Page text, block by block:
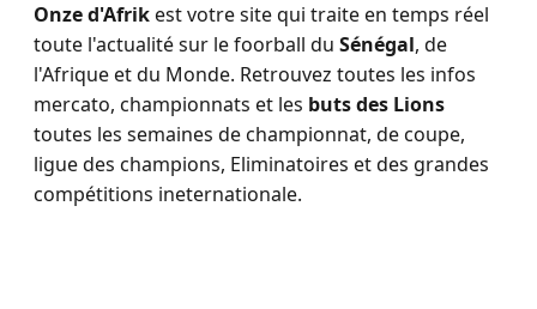
Onze d'Afrikest votre site qui traite en temps réel
toute l'actualité sur le foorball du Sénégal, de
l'Afrique et du Monde. Retrouvez toutes les infos
mercato, championnats et les buts des Lions
toutes les semaines de championnat, de coupe,
ligue des champions, Eliminatoires et des grandes
compétitions ineternationale.